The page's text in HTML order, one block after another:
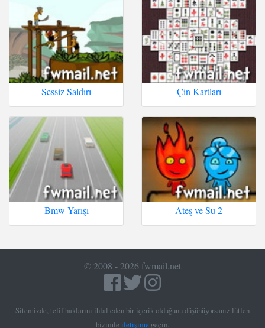
Sessiz Saldırı Çin Kartları
Bmw Yarışı Ateş ve Su 2
© 2008 - 2026 fwmail.net
Sitemizde, telif haklarını ihlal eden bir içerik olduğunu düşünüyorsanız lütfen
bizimle iletişime geçin.